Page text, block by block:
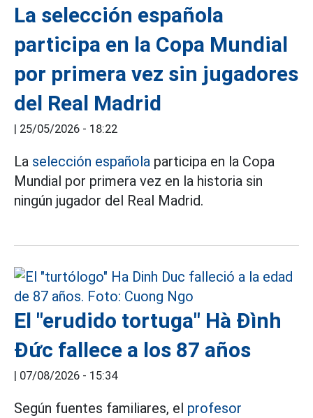
La selección española
participa en la Copa Mundial
por primera vez sin jugadores
del Real Madrid
| 25/05/2026 - 18:22
La selección española participa en la Copa
Mundial por primera vez en la historia sin
ningún jugador del Real Madrid.
El "erudido tortuga" Hà Đình
Đức fallece a los 87 años
| 07/08/2026 - 15:34
Según fuentes familiares, el profesor